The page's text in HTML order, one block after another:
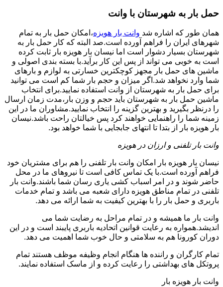
حمل بار به شهرستان با وانت
همان طور که اشاره شد وانت بار هویزه،امکان حمل بار به تمام
شهرهای ایران را فراهم آورده است.صد البته که کار حمل بار به
شهرستان بسیار دشوار است اما نیسان بار هویزه بار ثابت کرده
است به خوبی می تواند از پس این کار برآید.با بسته بندی اصولی و
ماشین های حمل بار مجهز کوچکترین خسارتی به لوازم و بارهای
شما وارد نخواهد شد.اگر میزان و حجم بار شما کم است می توانید
برای حمل بار به شهرستان از وانت استفاده نمایید.برای انتخاب
ماشین حمل بار به شهرستان باید حجم و وزن بار،مدت زمان ارسال
را درنظر بگیرید و بهترین گزینه را انتخاب نمایید.مشاوران ما در این
زمینه شما را راهنمایی خواهند کرد پس خیالتان راحت باشد.نیسان
بار هویزه بار از بتدا تا انتهای جابجایی با شما خواهد بود.
وانت بار تلفنی و ارزان در هویزه
نیسان بار هویزه بار امکان وانت بار تلفنی را هم برای مشتریان خود
فراهم آورده است.با یک تماس کافی است تا نیروهای ما در محل
حاضر شوند و در امر اسباب کشی یاری رسان شما باشند.وانت بار
تلفنی در تمام مناطق هویزه دارای شعبه می باشد و تمام خدمات
باربری و حمل بار را با بهترین کیفیت به شما ارائه می دهد.
وانت بار ما همیشه و در تمام مراحل به رضایت شما می
اندیشد.همواره به رعایت قوانین اتحادیه باربری پایبند است و در این
دوران کورونا هم به سلامتی و حال خوب شما اهمیت می دهد.
تمام کارگران و راننده ها هنگام انجام وظیفه موظف هستند تمام
پروتکل های بهداشتی را رعایت کرده و از ماسک استفاده نمایند.
وانت بار هویزه بار